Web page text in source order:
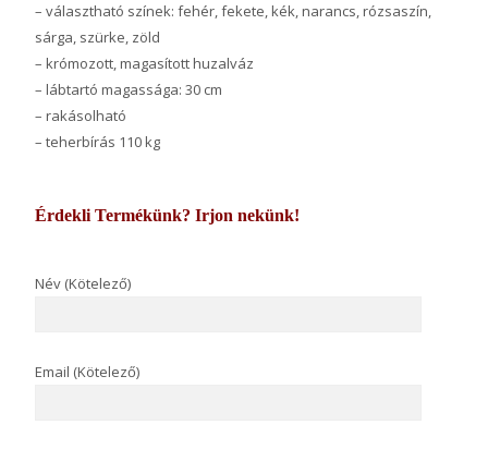
– választható színek: fehér, fekete, kék, narancs, rózsaszín,
sárga, szürke, zöld
– krómozott, magasított huzalváz
– lábtartó magassága: 30 cm
– rakásolható
– teherbírás 110 kg
Érdekli Termékünk? Irjon nekünk!
Név (Kötelező)
Email (Kötelező)